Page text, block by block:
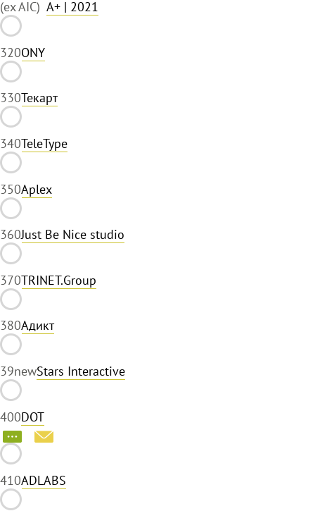
(ex AIC) A+ | 2021
320ONY
330Текарт
340TeleType
350Aplex
360Just Be Nice studio
370TRINET.Group
380Адикт
39newStars Interactive
400DOT
410ADLABS